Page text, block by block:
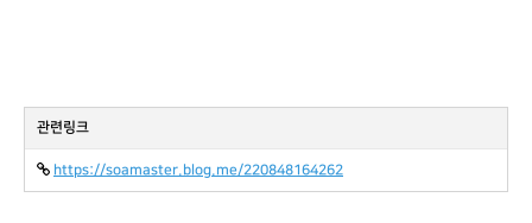
관련링크
https://soamaster.blog.me/220848164262